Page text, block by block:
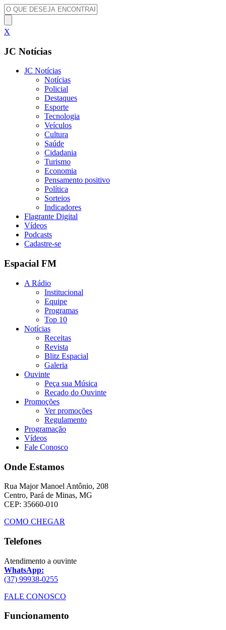
X
JC Notícias
JC Notícias
Notícias
Policial
Destaques
Esporte
Tecnologia
Veículos
Cultura
Saúde
Cidadania
Turismo
Economia
Pensamento positivo
Política
Sorteios
Indicadores
Flagrante Digital
Vídeos
Podcasts
Cadastre-se
Espacial FM
A Rádio
Institucional
Equipe
Programas
Top 10
Notícias
Receitas
Revista
Blitz Espacial
Galeria
Ouvinte
Peça sua Música
Recado do Ouvinte
Promoções
Ver promoções
Regulamento
Programação
Vídeos
Fale Conosco
Onde Estamos
Rua Major Manoel Antônio, 208
Centro, Pará de Minas, MG
CEP: 35660-010
COMO CHEGAR
Telefones
Atendimento a ouvinte
WhatsApp:
(37) 99938-0255
FALE CONOSCO
Funcionamento